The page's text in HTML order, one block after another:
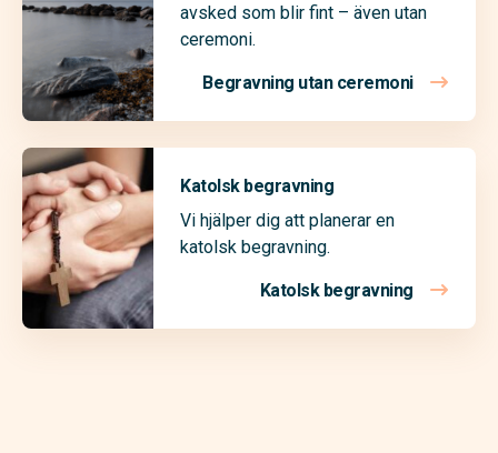
avsked som blir fint – även utan
ceremoni.
Begravning utan ceremoni
Katolsk begravning
Vi hjälper dig att planerar en
katolsk begravning.
Katolsk begravning